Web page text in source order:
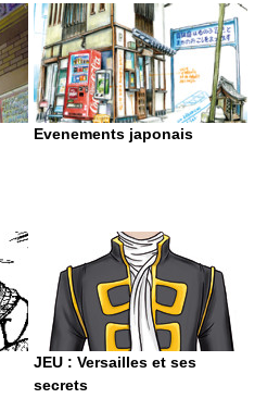
Evenements japonais
JEU : Versailles et ses
secrets